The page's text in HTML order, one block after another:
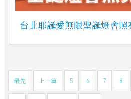
台北耶誕愛無限聖誕燈會照
最先 上一篇 5 6 7 8